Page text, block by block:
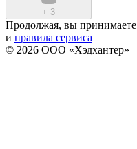
+ 3
Продолжая, вы принимаете
и правила сервиса
© 2026 ООО «Хэдхантер»